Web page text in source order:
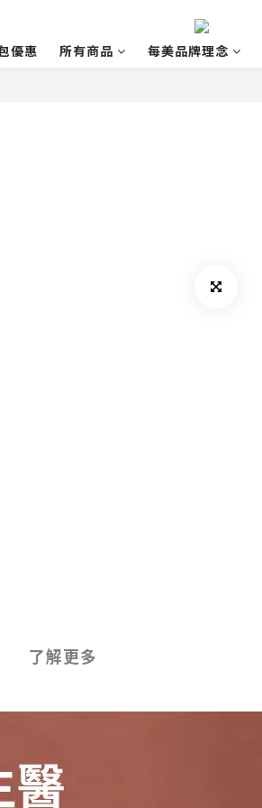
優惠
所有商品 每美品牌理念
了解更多